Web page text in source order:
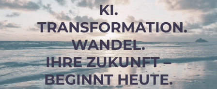
KI.
TRANSFORMATION.
WANDEL.
IHRE ZUKUNFT –
BEGINNT HEUTE.